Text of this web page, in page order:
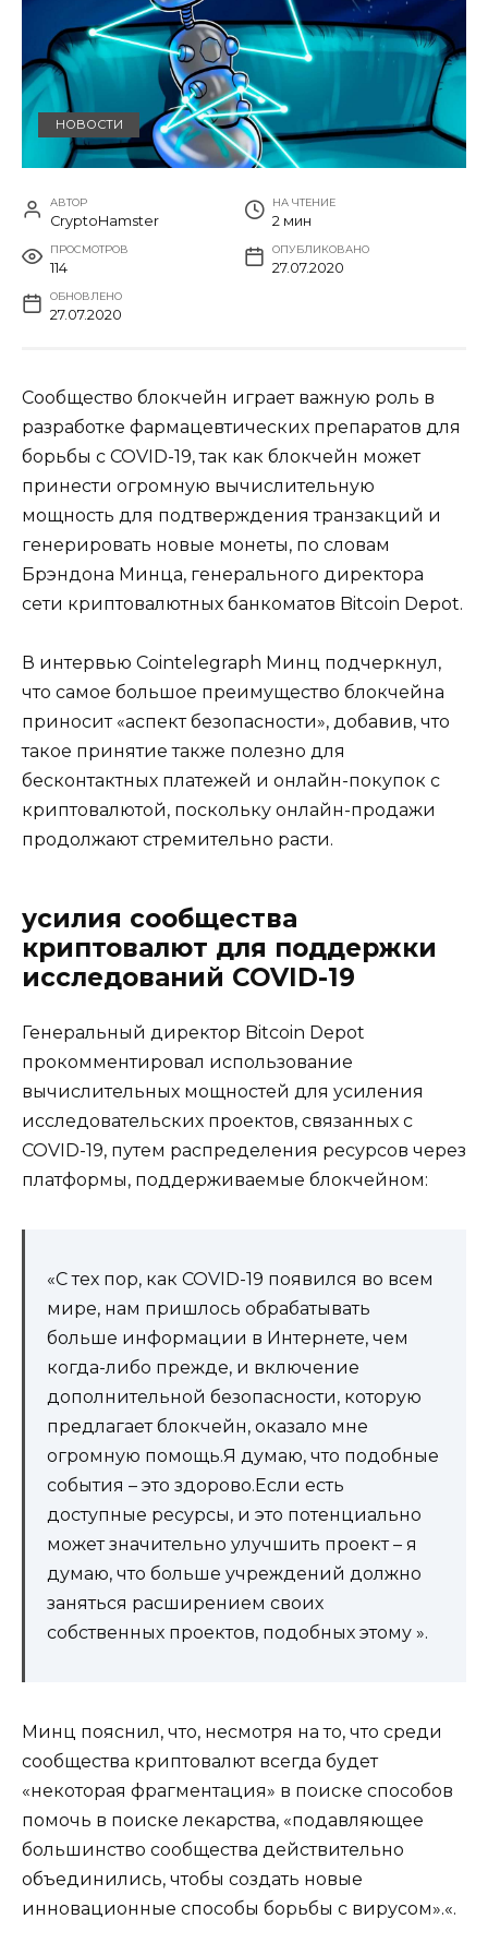
НОВОСТИ
АВТОР
CryptoHamster
НА ЧТЕНИЕ
2 мин
ПРОСМОТРОВ
114
ОПУБЛИКОВАНО
27.07.2020
ОБНОВЛЕНО
27.07.2020
Сообщество блокчейн играет важную роль в
разработке фармацевтических препаратов для
борьбы с COVID-19, так как блокчейн может
принести огромную вычислительную
мощность для подтверждения транзакций и
генерировать новые монеты, по словам
Брэндона Минца, генерального директора
сети криптовалютных банкоматов Bitcoin Depot.
В интервью Cointelegraph Минц подчеркнул,
что самое большое преимущество блокчейна
приносит «аспект безопасности», добавив, что
такое принятие также полезно для
бесконтактных платежей и онлайн-покупок с
криптовалютой, поскольку онлайн-продажи
продолжают стремительно расти.
усилия сообщества
криптовалют для поддержки
исследований COVID-19
Генеральный директор Bitcoin Depot
прокомментировал использование
вычислительных мощностей для усиления
исследовательских проектов, связанных с
COVID-19, путем распределения ресурсов через
платформы, поддерживаемые блокчейном:
«С тех пор, как COVID-19 появился во всем
мире, нам пришлось обрабатывать
больше информации в Интернете, чем
когда-либо прежде, и включение
дополнительной безопасности, которую
предлагает блокчейн, оказало мне
огромную помощь.Я думаю, что подобные
события – это здорово.Если есть
доступные ресурсы, и это потенциально
может значительно улучшить проект – я
думаю, что больше учреждений должно
заняться расширением своих
собственных проектов, подобных этому ».
Минц пояснил, что, несмотря на то, что среди
сообщества криптовалют всегда будет
«некоторая фрагментация» в поиске способов
помочь в поиске лекарства, «подавляющее
большинство сообщества действительно
объединились, чтобы создать новые
инновационные способы борьбы с вирусом».«.